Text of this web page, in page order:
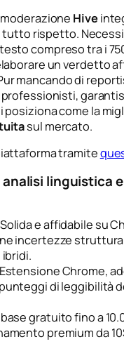
Hive
tutto rispetto.
compreso tra i
un verdetto
mancando di
professionisti,
come la
sul mercato.
tramite
analisi linguistica
e affidabile su
incertezze
Chrome,
di leggibilità
gratuito fino a
premium da